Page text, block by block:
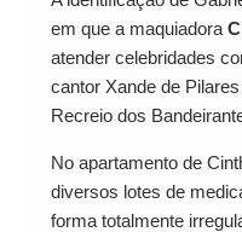
em que a maquiadora
atender celebridades
cantor Xande de
Recreio dos
No apartamento de
diversos lotes de
forma totalmente